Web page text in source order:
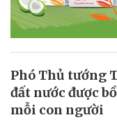
Phó Thủ tướng
đất nước được
mỗi con người